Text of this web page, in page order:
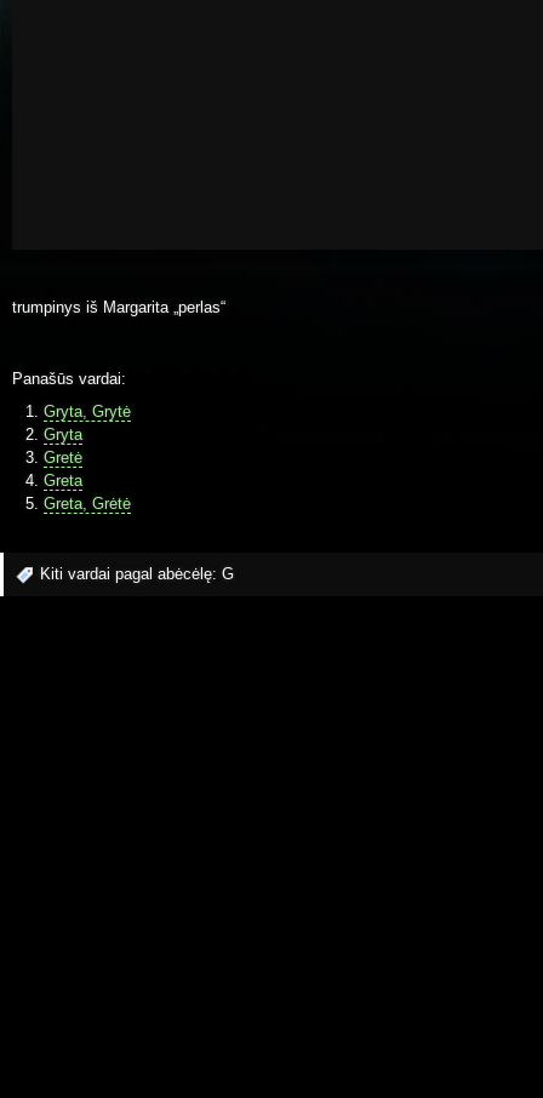
trumpinys iš Margarita „perlas“
Panašūs vardai:
Gryta, Grytė
Gryta
Gretė
Greta
Greta, Grėtė
Kiti vardai pagal abėcėlę: G